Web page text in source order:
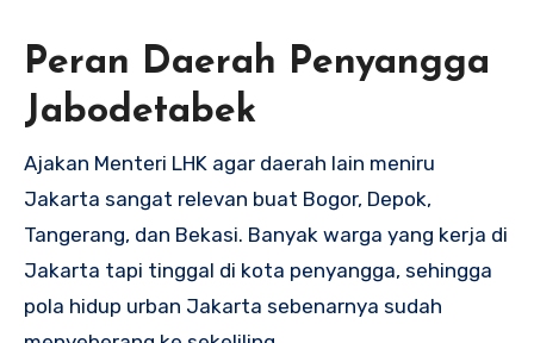
Peran Daerah Penyangga
Jabodetabek
Ajakan Menteri LHK agar daerah lain meniru
Jakarta sangat relevan buat Bogor, Depok,
Tangerang, dan Bekasi. Banyak warga yang kerja di
Jakarta tapi tinggal di kota penyangga, sehingga
pola hidup urban Jakarta sebenarnya sudah